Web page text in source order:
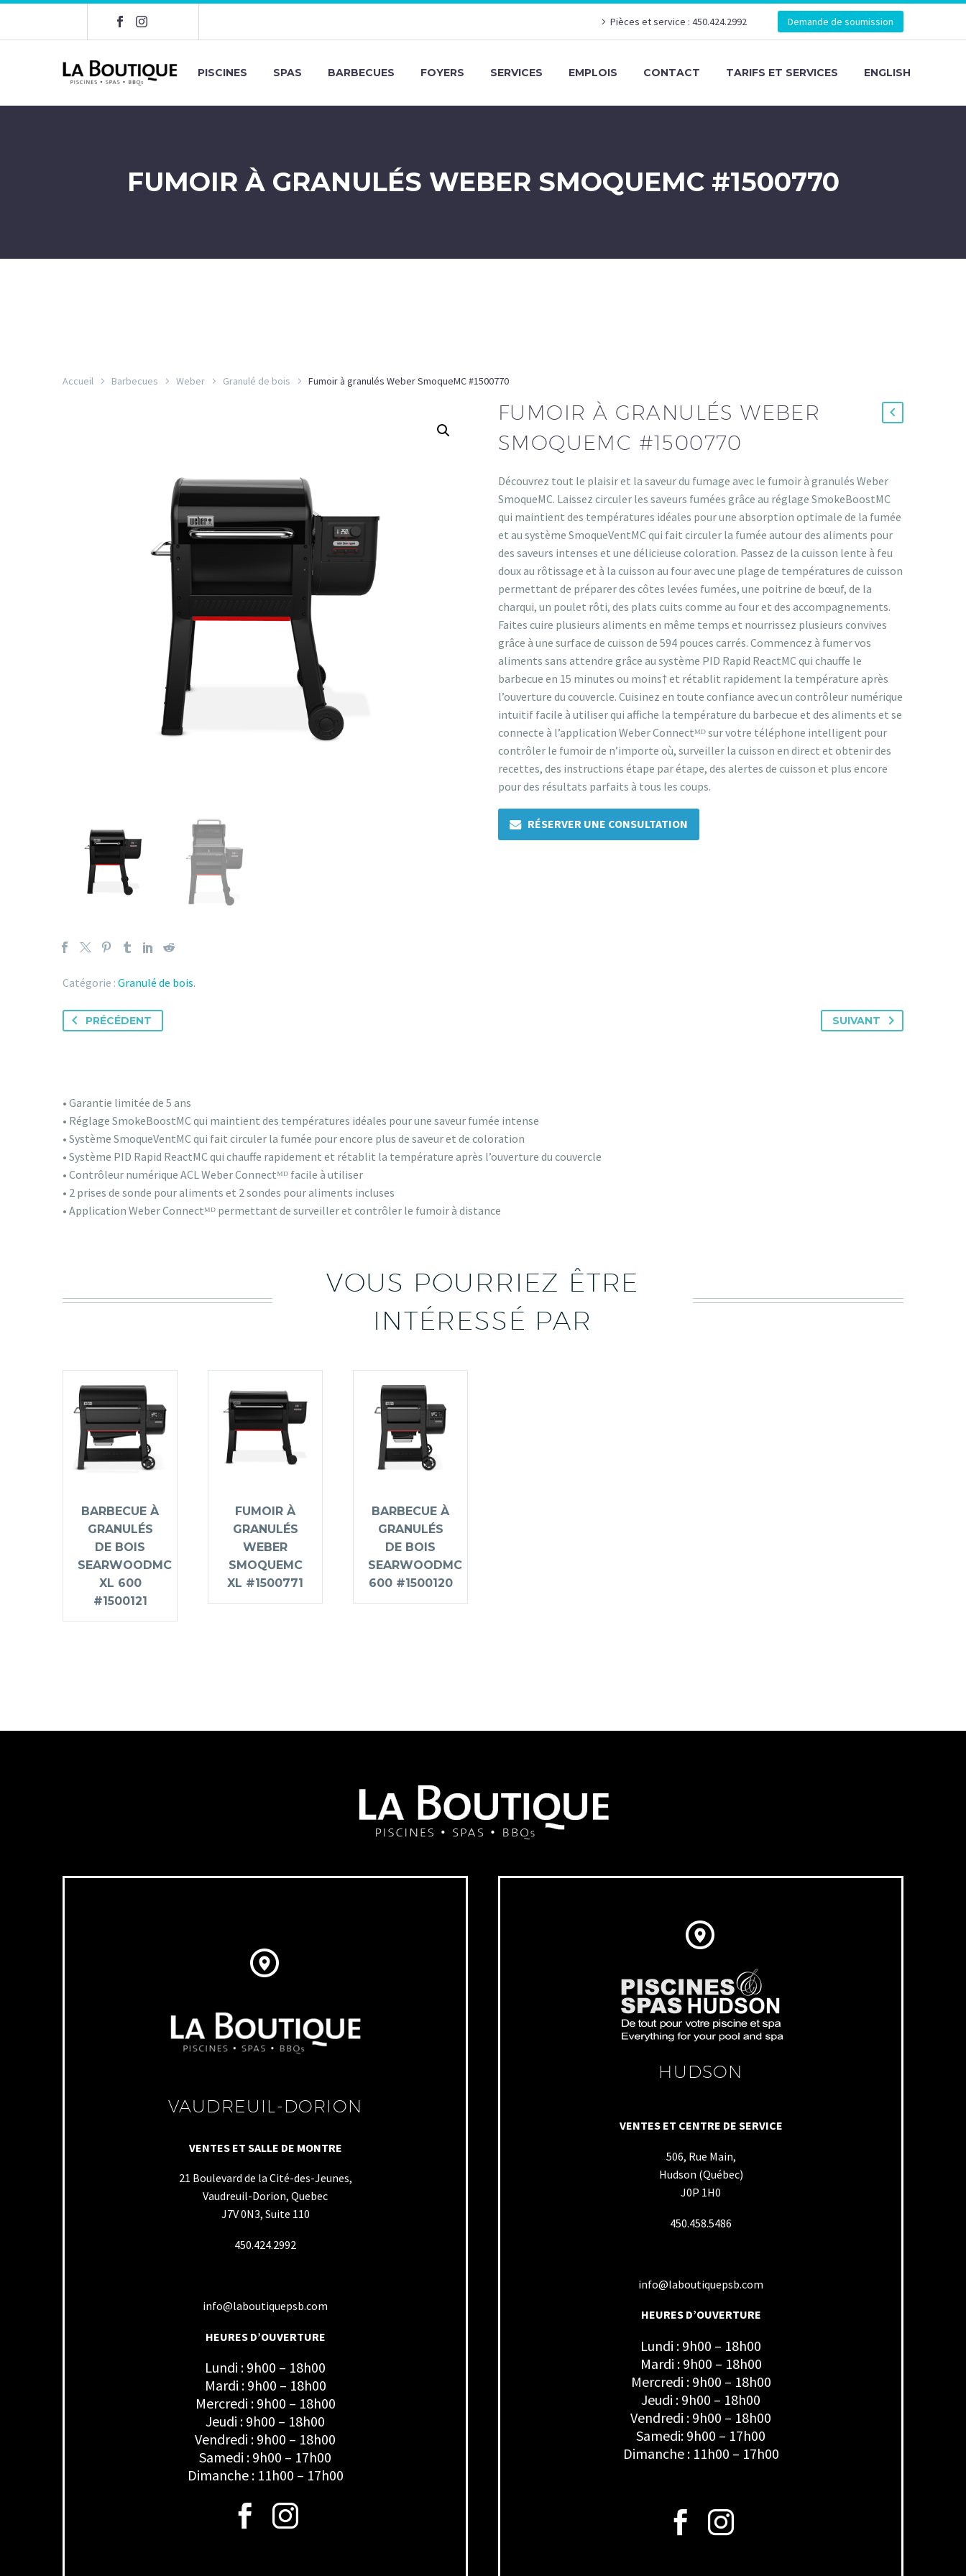
Pièces et service : 450.424.2992 Demande de soumission
PISCINES SPAS BARBECUES FOYERS SERVICES EMPLOIS CONTACT TARIFS ET SERVICES ENGLISH
FUMOIR À GRANULÉS WEBER SMOQUEMC #1500770
Accueil Barbecues Weber Granulé de bois Fumoir à granulés Weber SmoqueMC #1500770
Catégorie : Granulé de bois.
FUMOIR À GRANULÉS WEBER
SMOQUEMC #1500770
Découvrez tout le plaisir et la saveur du fumage avec le fumoir à granulés Weber
SmoqueMC. Laissez circuler les saveurs fumées grâce au réglage SmokeBoostMC
qui maintient des températures idéales pour une absorption optimale de la fumée
et au système SmoqueVentMC qui fait circuler la fumée autour des aliments pour
des saveurs intenses et une délicieuse coloration. Passez de la cuisson lente à feu
doux au rôtissage et à la cuisson au four avec une plage de températures de cuisson
permettant de préparer des côtes levées fumées, une poitrine de bœuf, de la
charqui, un poulet rôti, des plats cuits comme au four et des accompagnements.
Faites cuire plusieurs aliments en même temps et nourrissez plusieurs convives
grâce à une surface de cuisson de 594 pouces carrés. Commencez à fumer vos
aliments sans attendre grâce au système PID Rapid ReactMC qui chauffe le
barbecue en 15 minutes ou moins† et rétablit rapidement la température après
l’ouverture du couvercle. Cuisinez en toute confiance avec un contrôleur numérique
intuitif facile à utiliser qui affiche la température du barbecue et des aliments et se
connecte à l’application Weber Connectᴹᴰ sur votre téléphone intelligent pour
contrôler le fumoir de n’importe où, surveiller la cuisson en direct et obtenir des
recettes, des instructions étape par étape, des alertes de cuisson et plus encore
pour des résultats parfaits à tous les coups.
RÉSERVER UNE CONSULTATION
PRÉCÉDENT SUIVANT
• Garantie limitée de 5 ans
• Réglage SmokeBoostMC qui maintient des températures idéales pour une saveur fumée intense
• Système SmoqueVentMC qui fait circuler la fumée pour encore plus de saveur et de coloration
• Système PID Rapid ReactMC qui chauffe rapidement et rétablit la température après l’ouverture du couvercle
• Contrôleur numérique ACL Weber Connectᴹᴰ facile à utiliser
• 2 prises de sonde pour aliments et 2 sondes pour aliments incluses
• Application Weber Connectᴹᴰ permettant de surveiller et contrôler le fumoir à distance
VOUS POURRIEZ ÊTRE
INTÉRESSÉ PAR
BARBECUE À
GRANULÉS
DE BOIS
SEARWOODMC
XL 600
#1500121
FUMOIR À
GRANULÉS
WEBER
SMOQUEMC
XL #1500771
BARBECUE À
GRANULÉS
DE BOIS
SEARWOODMC
600 #1500120


VAUDREUIL-DORION
VENTES ET SALLE DE MONTRE
21 Boulevard de la Cité-des-Jeunes,
Vaudreuil-Dorion, Quebec
J7V 0N3, Suite 110
450.424.2992
info@laboutiquepsb.com
HEURES D’OUVERTURE
Lundi : 9h00 – 18h00
Mardi : 9h00 – 18h00
Mercredi : 9h00 – 18h00
Jeudi : 9h00 – 18h00
Vendredi : 9h00 – 18h00
Samedi : 9h00 – 17h00
Dimanche : 11h00 – 17h00


HUDSON
VENTES ET CENTRE DE SERVICE
506, Rue Main,
Hudson (Québec)
J0P 1H0
450.458.5486
info@laboutiquepsb.com
HEURES D’OUVERTURE
Lundi : 9h00 – 18h00
Mardi : 9h00 – 18h00
Mercredi : 9h00 – 18h00
Jeudi : 9h00 – 18h00
Vendredi : 9h00 – 18h00
Samedi: 9h00 – 17h00
Dimanche : 11h00 – 17h00